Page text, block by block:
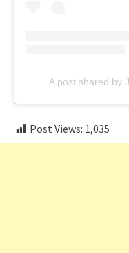
A post shared by
Post Views: 1,035